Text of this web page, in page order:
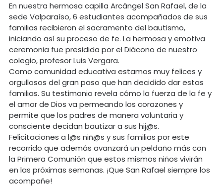
En nuestra hermosa capilla Arcángel San Rafael, de la
sede Valparaíso, 6 estudiantes acompañados de sus
familias recibieron el sacramento del bautismo,
iniciando así su proceso de fe. La hermosa y emotiva
ceremonia fue presidida por el Diácono de nuestro
colegio, profesor Luis Vergara.
Como comunidad educativa estamos muy felices y
orgullosos del gran paso que han decidido dar estas
familias. Su testimonio revela cómo la fuerza de la fe y
el amor de Dios va permeando los corazones y
permite que los padres de manera voluntaria y
consciente decidan bautizar a sus hij@s.
Felicitaciones a l@s niñ@s y sus familias por este
recorrido que además avanzará un peldaño más con
la Primera Comunión que estos mismos niños vivirán
en las próximas semanas. ¡Que San Rafael siempre los
acompañe!